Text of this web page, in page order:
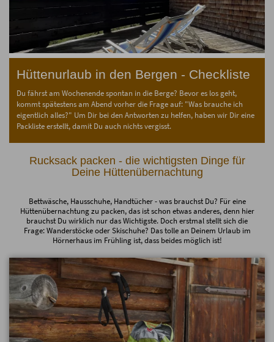
Hüttenurlaub in den Bergen - Checkliste
Du fährst am Wochenende spontan in die Berge? Bevor es los geht,
kommt spätestens am Abend vorher die Frage auf: "Was brauche ich
eigentlich alles?" Um Dir bei den Antworten zu helfen, haben wir Dir eine
Packliste erstellt, damit Du auch nichts vergisst.
Rucksack packen - die wichtigsten Dinge für
Deine Hüttenübernachtung
Bettwäsche, Hausschuhe, Handtücher - was brauchst Du? Für eine
Hüttenübernachtung zu packen, das ist schon etwas anderes, denn hier
brauchst Du wirklich nur das Wichtigste. Doch erstmal stellt sich die
Frage: Wanderstöcke oder Skischuhe? Das tolle an Deinem Urlaub im
Hörnerhaus im Frühling ist, dass beides möglich ist!